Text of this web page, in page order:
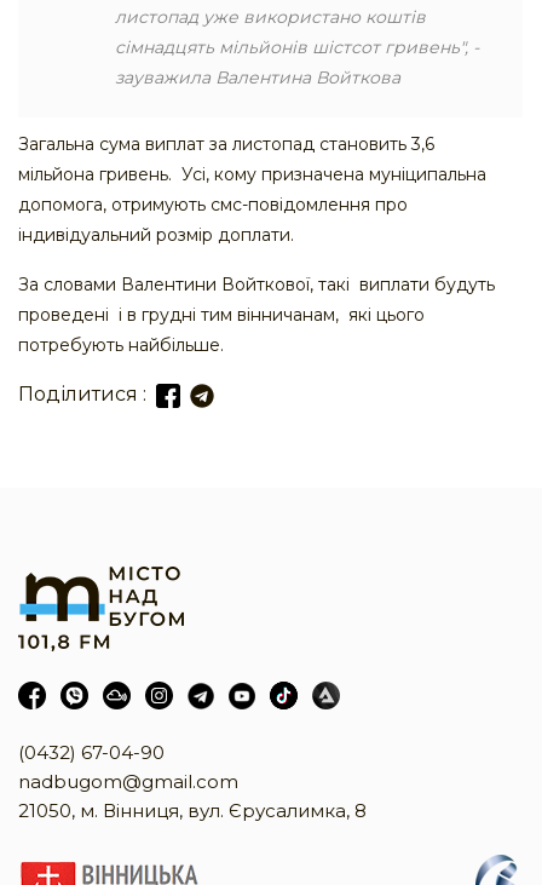
листопад уже використано коштів
сімнадцять мільйонів шістсот гривень", -
зауважила Валентина Войткова
Загальна сума виплат за листопад становить 3,6
мільйона гривень. Усі, кому призначена муніципальна
допомога, отримують смс-повідомлення про
індивідуальний розмір доплати.
За словами Валентини Войткової, такі виплати будуть
проведені і в грудні тим вінничанам, які цього
потребують найбільше.
Поділитися :
(0432) 67-04-90
nadbugom@gmail.com
21050, м. Вінниця, вул. Єрусалимка, 8